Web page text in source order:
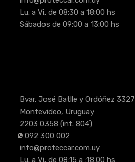
Lu. a Vi. de 08:30 a 18:00 hs
Sábados de 09:00 a 13:00 hs
Bvar. José Batlle y Ordóñez 3327
Montevideo, Uruguay
2203 0358 (int. 804)
092 300 002
info@proteccar.com.uy
Lu. a Vi. de 08:15 a :18:00 hs